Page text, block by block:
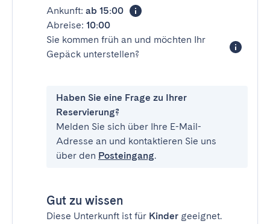
Ankunft: ab 15:00
Abreise: 10:00
Sie kommen früh an und möchten Ihr
Gepäck unterstellen?
Haben Sie eine Frage zu Ihrer
Reservierung?
Melden Sie sich über Ihre E-Mail-
Adresse an und kontaktieren Sie uns
über den Posteingang.
Gut zu wissen
Diese Unterkunft ist für Kinder geeignet.